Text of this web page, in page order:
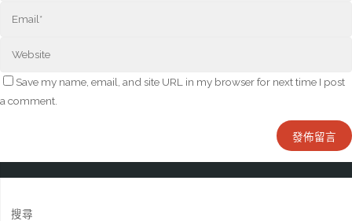
Save my name, email, and site URL in my browser for next time I post
a comment.
搜尋